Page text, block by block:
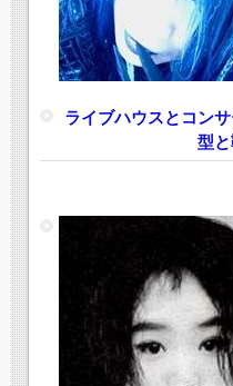
ライブハウスとコン
型